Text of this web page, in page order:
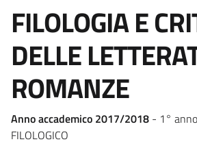
FILOLOGIA E
DELLE
ROMANZE
Anno accademico 2017/2018 - 1°
FILOLOGICO